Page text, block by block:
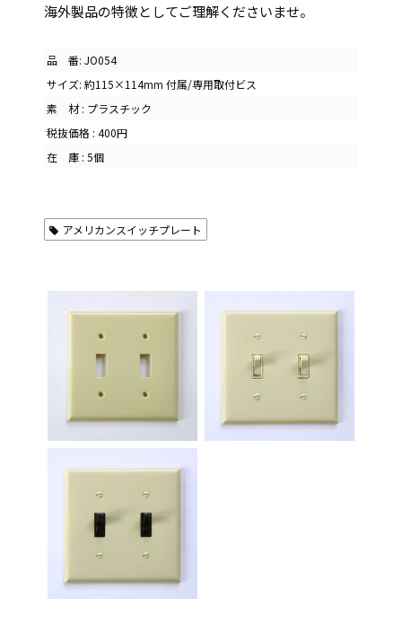
海外製品の特徴としてご理解くださいませ。
品 番: JO054
サイズ: 約115×114mm 付属/専用取付ビス
素 材 : プラスチック
税抜価格 : 400円
在 庫 : 5個
アメリカンスイッチプレート